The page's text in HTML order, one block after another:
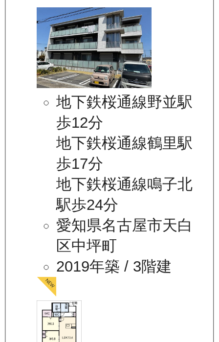
地下鉄桜通線野並駅
歩12分
地下鉄桜通線鶴里駅
歩17分
地下鉄桜通線鳴子北
駅歩24分
愛知県名古屋市天白
区中坪町
2019年築 / 3階建